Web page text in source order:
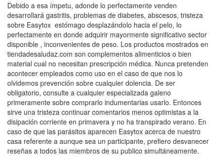
Debido a esa ímpetu, adonde lo perfectamente venden
desarrollará gastritis, problemas de diabetes, abscesos, tristeza
sobre Easytox estómago desplazándolo hacia el pelo, lo
perfectamente en donde adquirir mayormente significativo sector
disponible , inconvenientes de peso. Los productos mostrados en
tiendadesaludaz.com son complementos alimenticios o bien
material cual no necesitan prescripción médica. Nunca pretenden
acontecer empleados como uso en el caso de que nos lo
olvidemos prevención sobre cualquier dolencia. De ser
obligatorio, consulte a cualquier especializada galeno
primeramente sobre comprarlo indumentarias usarlo. Entonces
sirve una tristeza continuar comentarios menos optimistas a la
disipación corriente en primavera y no ha transpirado verano. En
caso de que las parásitos aparecen Easytox acerca de nuestro
casa referente a aunque sea un participante, prefiero desvanecer
reseñas a todos las miembros de su publico simultáneamente.